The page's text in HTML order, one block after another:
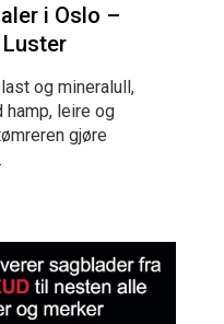
i Oslo –
og mineralull,
leire og
gjøre